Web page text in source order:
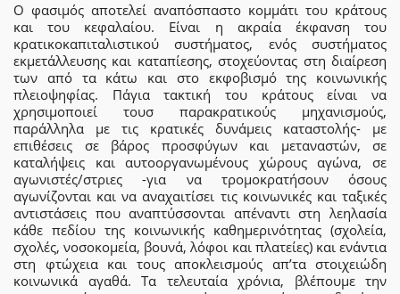
Ο φασιμός αποτελεί αναπόσπαστο κομμάτι του κράτους
και του κεφαλαίου. Είναι η ακραία έκφανση του
κρατικοκαπιταλιστικού συστήματος, ενός συστήματος
εκμετάλλευσης και καταπίεσης, στοχεύοντας στη διαίρεση
των από τα κάτω και στο εκφοβισμό της κοινωνικής
πλειοψηφίας. Πάγια τακτική του κράτους είναι να
χρησιμοποιεί τουσ παρακρατικούς μηχανισμούς,
παράλληλα με τις κρατικές δυνάμεις καταστολής- με
επιθέσεις σε βάρος προσφύγων και μεταναστών, σε
καταλήψεις και αυτοοργανωμένους χώρους αγώνα, σε
αγωνιστές/στριες -για να τρομοκρατήσουν όσους
αγωνίζονται και να αναχαιτίσει τις κοινωνικές και ταξικές
αντιστάσεις που αναπτύσσονται απέναντι στη λεηλασία
κάθε πεδίου της κοινωνικής καθημερινότητας (σχολεία,
σχολές, νοσοκομεία, βουνά, λόφοι και πλατείες) και ενάντια
στη φτώχεια και τους αποκλεισμούς απ’τα στοιχειώδη
κοινωνικά αγαθά. Τα τελευταία χρόνια, βλέπουμε την